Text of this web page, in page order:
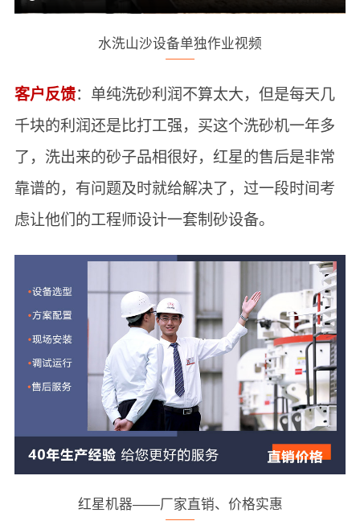
水洗山沙设备单独作业视频
客户反馈：单纯洗砂利润不算太大，但是每天几
千块的利润还是比打工强，买这个洗砂机一年多
了，洗出来的砂子品相很好，红星的售后是非常
靠谱的，有问题及时就给解决了，过一段时间考
虑让他们的工程师设计一套制砂设备。
红星机器——厂家直销、价格实惠